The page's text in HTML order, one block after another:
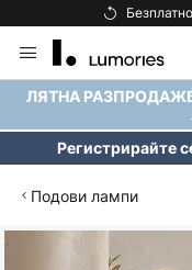
Прескачане
към
съдържанието
ЛЯТНА
Регистрирайте
Подови лампи